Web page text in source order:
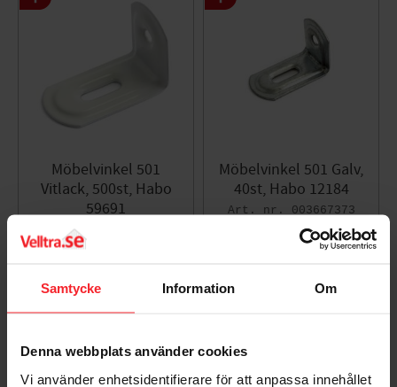
Samtycke Information Om
Denna webbplats använder cookies
Vi använder enhetsidentifierare för att anpassa innehållet
Omdömen
Möbelvinkel 501
Vitlack, 500st, Habo
59691
3 469
Lägg till i favoriter
Möbelvinkel 501 Galv,
40st, Habo 12184
003667373
KR